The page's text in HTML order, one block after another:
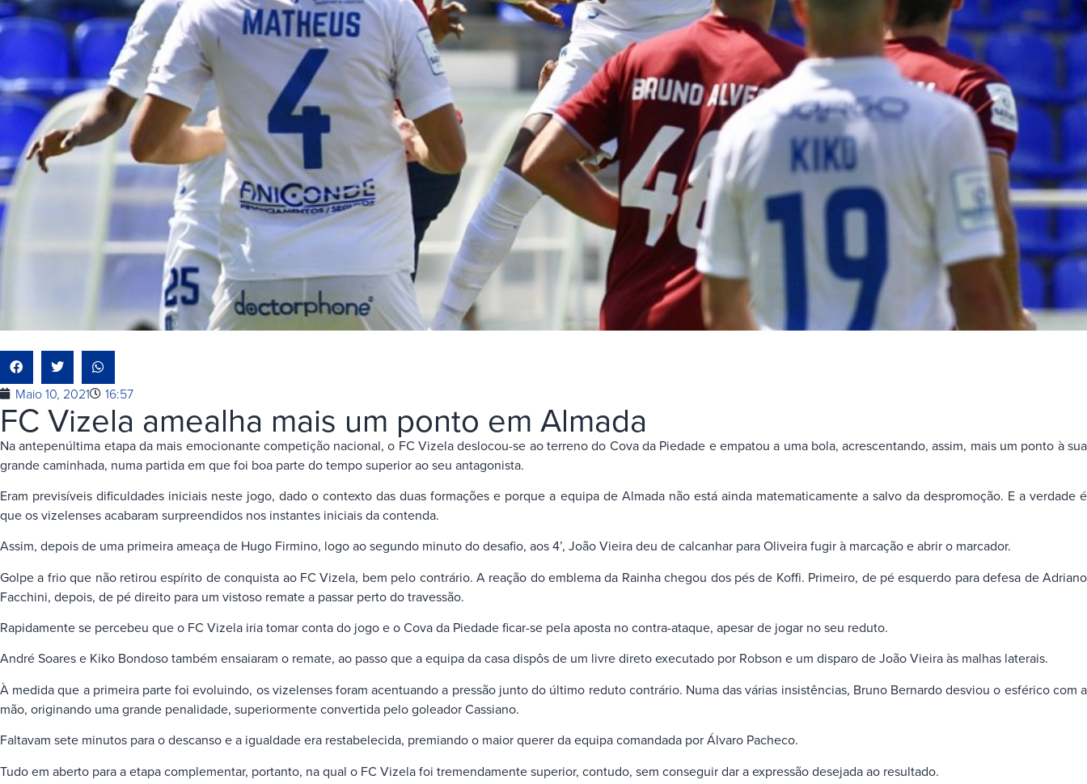
Maio 10, 2021 16:57
FC Vizela amealha mais um ponto em Almada
Na antepenúltima etapa da mais emocionante competição nacional, o FC Vizela deslocou-se ao terreno do Cova da Piedade e empatou a uma bola, acrescentando, assim, mais um ponto à sua
grande caminhada, numa partida em que foi boa parte do tempo superior ao seu antagonista.
Eram previsíveis dificuldades iniciais neste jogo, dado o contexto das duas formações e porque a equipa de Almada não está ainda matematicamente a salvo da despromoção. E a verdade é
que os vizelenses acabaram surpreendidos nos instantes iniciais da contenda.
Assim, depois de uma primeira ameaça de Hugo Firmino, logo ao segundo minuto do desafio, aos 4’, João Vieira deu de calcanhar para Oliveira fugir à marcação e abrir o marcador.
Golpe a frio que não retirou espírito de conquista ao FC Vizela, bem pelo contrário. A reação do emblema da Rainha chegou dos pés de Koffi. Primeiro, de pé esquerdo para defesa de Adriano
Facchini, depois, de pé direito para um vistoso remate a passar perto do travessão.
Rapidamente se percebeu que o FC Vizela iria tomar conta do jogo e o Cova da Piedade ficar-se pela aposta no contra-ataque, apesar de jogar no seu reduto.
André Soares e Kiko Bondoso também ensaiaram o remate, ao passo que a equipa da casa dispôs de um livre direto executado por Robson e um disparo de João Vieira às malhas laterais.
À medida que a primeira parte foi evoluindo, os vizelenses foram acentuando a pressão junto do último reduto contrário. Numa das várias insistências, Bruno Bernardo desviou o esférico com a
mão, originando uma grande penalidade, superiormente convertida pelo goleador Cassiano.
Faltavam sete minutos para o descanso e a igualdade era restabelecida, premiando o maior querer da equipa comandada por Álvaro Pacheco.
Tudo em aberto para a etapa complementar, portanto, na qual o FC Vizela foi tremendamente superior, contudo, sem conseguir dar a expressão desejada ao resultado.